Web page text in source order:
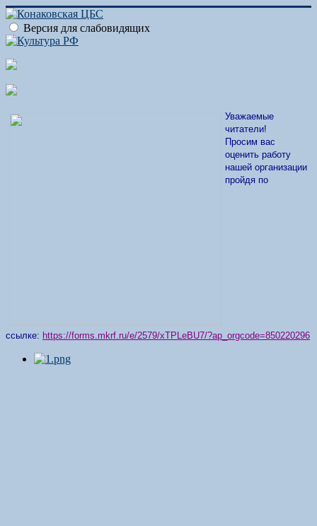
Версия для слабовидящих
Уважаемые
читатели!
Просим вас
оценить работу
нашей организации
пройдя по
ссылке: https://forms.mkrf.ru/e/2579/xTPLeBU7/?ap_orgcode=850220296